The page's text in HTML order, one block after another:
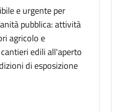
e urgente per
pubblica: attività
agricolo e
edili all'aperto
di esposizione